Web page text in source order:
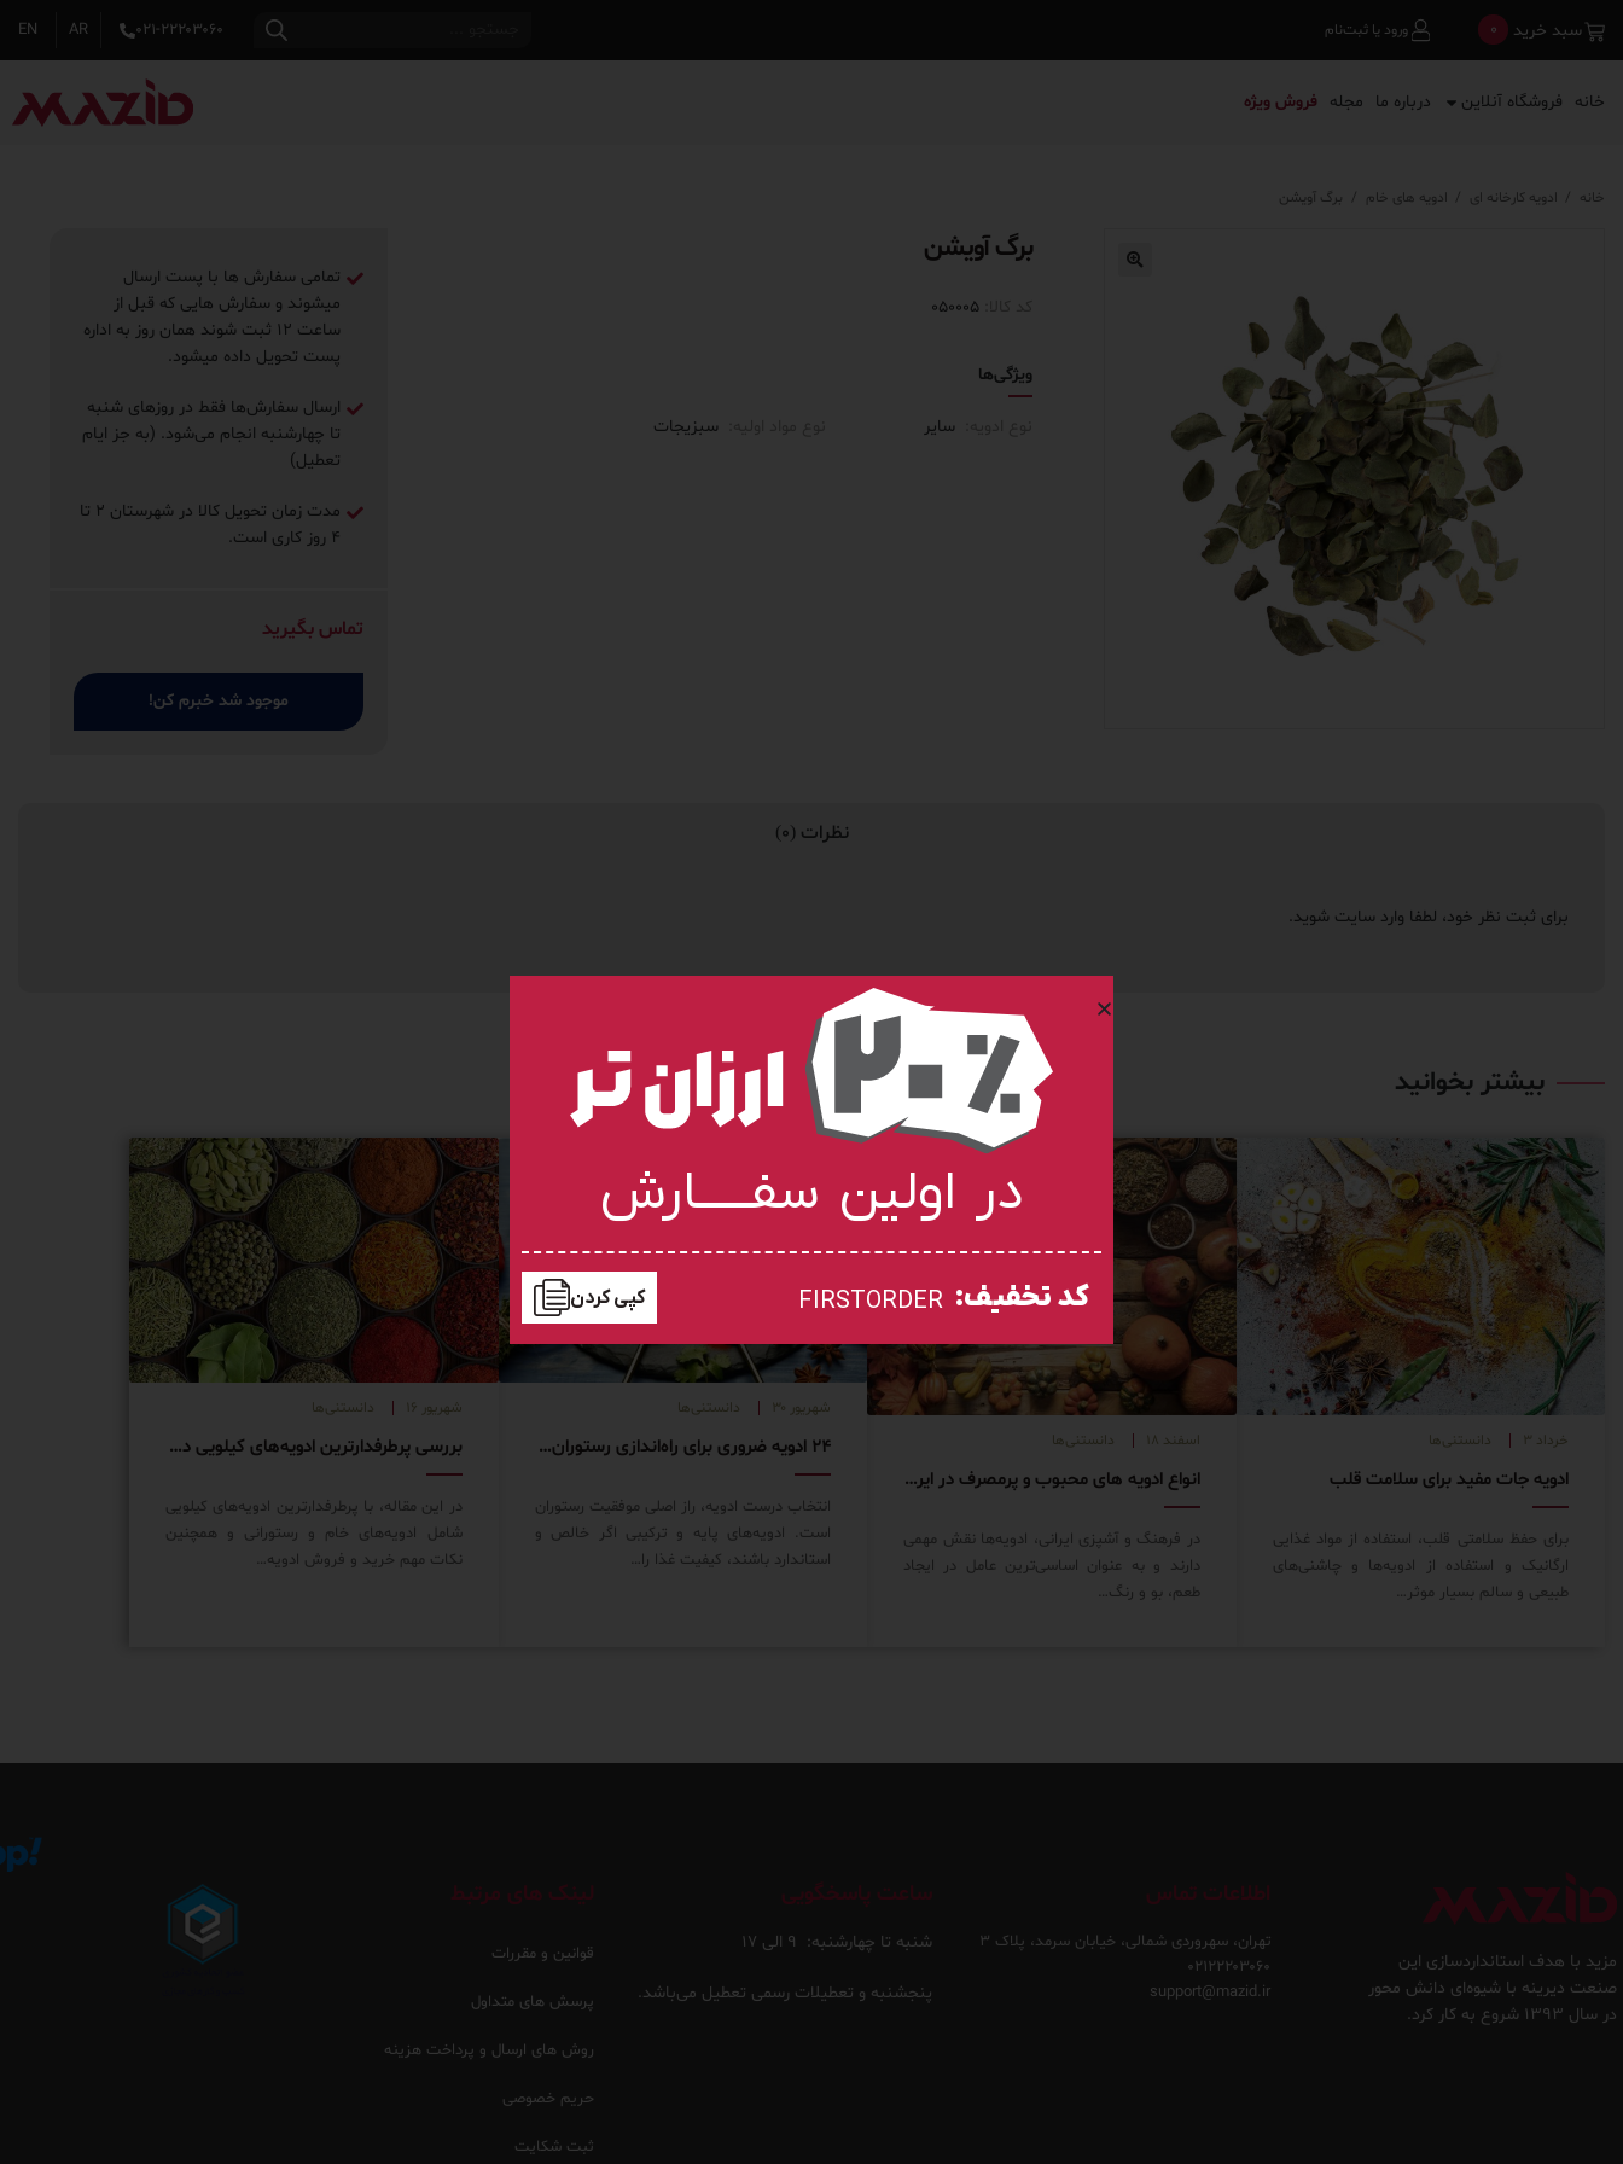
0 سبد خرید ورود یا ثبت‌نام ۰۲۱-۲۲۲۰۳۰۶۰ AR
EN
خانه فروشگاه آنلاین درباره ما مجله فروش ویژه
خانه / ادویه کارخانه ای / ادویه های خام / برگ آویشن
برگ آویشن
کد کالا:050005
ویژگی‌ها
سایر سبزیجات
تمامی سفارش ها با پست ارسال
میشوند و سفارش هایی که قبل از
ساعت ۱۲ ثبت شوند همان روز به اداره
پست تحویل داده میشود.
ارسال سفارش‌ها فقط در روزهای شنبه
تا چهارشنبه انجام می‌شود. (به جز ایام
تعطیل)
مدت زمان تحویل کالا در شهرستان ۲ تا
۴ روز ‌کاری است.
تماس بگیرید
موجود شد خبرم کن!
نظرات (0)
برای ثبت نظر خود، لطفا وارد سایت شوید.
بیشتر بخوانید
خرداد ۳ دانستنی‌ها
ادویه جات مفید برای سلامت قلب
برای حفظ سلامتی قلب، استفاده از مواد غذایی
ارگانیک و استفاده از ادویه‌ها و چاشنی‌های
طبیعی و سالم بسیار موثر…
اسفند ۱۸ دانستنی‌ها
انواع ادویه های محبوب و پرمصرف در ایران
در فرهنگ و آشپزی ایرانی، ادویه‌ها نقش مهمی
دارند و به عنوان اساسی‌ترین عامل در ایجاد
طعم، بو و رنگ…
شهریور ۳۰ دانستنی‌ها
۲۴ ادویه ضروری برای راه‌اندازی رستوران یا فست‌فود حرفه‌ای
انتخاب درست ادویه، راز اصلی موفقیت رستوران
است. ادویه‌های پایه و ترکیبی اگر خالص و
استاندارد باشند، کیفیت غذا را…
شهریور ۱۶ دانستنی‌ها
بررسی پرطرفدارترین ادویه‌های کیلویی در بازار ایران
در این مقاله، با پرطرفدارترین ادویه‌های کیلویی
شامل ادویه‌های خام و رستورانی و همچنین
نکات مهم خرید و فروش ادویه…
مزید با هدف استانداردسازی این
صنعت دیرینه با شیوه‌ای دانش محور
در سال ۱۳۹۳ شروع به کار کرد.
اطلاعات تماس
تهران، سهروردی شمالی، خیابان سرمد، پلاک ۳
۰۲۱۲۲۲۰۳۰۶۰
support@mazid.ir
ساعت پاسخگویی
شنبه تا چهارشنبه: ۹ الی ۱۷
پنجشنبه و تعطیلات رسمی تعطیل می‌باشد.
لینک های مرتبط
قوانین و مقررات
پرسش های متداول
روش های ارسال و پرداخت هزینه
حریم خصوصی
ثبت شکایت
در اولین سفـــــارش
کد تخفیف: FIRSTORDER کپی کردن